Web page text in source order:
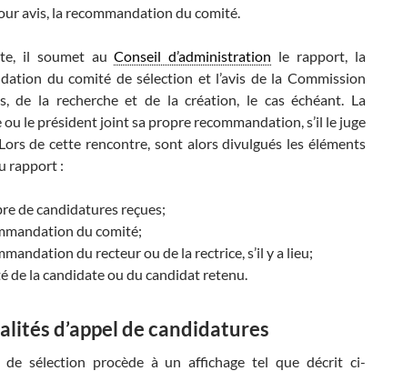
avis, la recommandation du comité.
il soumet auConseil d’administration le rapport, la
du comité de sélection et l’avis de la Commission
de la recherche et de la création, le cas échéant. La
le président joint sa propre recommandation, s’il le juge
de cette rencontre, sont alors divulgués les éléments
rapport :
de candidatures reçues;
du comité;
du recteur ou de la rectrice, s’il y a lieu;
de la candidate ou du candidat retenu.
d’appel de candidatures
de sélection procède à un affichage tel que décrit ci-